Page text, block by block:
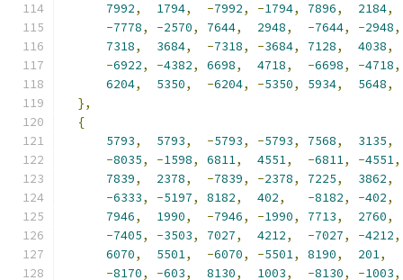
7992, 1794, -7992, -1794, 7896, 2184,
-7778, -2570, 7644, 2948, -7644, -2948,
7318, 3684, -7318, -3684, 7128, 4038,
-6922, -4382, 6698, 4718, -6698, -4718,
6204, 5350, -6204, -5350, 5934, 5648,
},
{
5793, 5793, -5793, -5793, 7568, 3135,
-8035, -1598, 6811, 4551, -6811, -4551,
7839, 2378, -7839, -2378, 7225, 3862,
-6333, -5197, 8182, 402, -8182, -402,
7946, 1990, -7946, -1990, 7713, 2760,
-7405, -3503, 7027, 4212, -7027, -4212,
6070, 5501, -6070, -5501, 8190, 201,
-8170, -603, 8130, 1003, -8130, -1003,